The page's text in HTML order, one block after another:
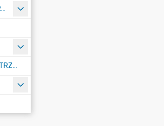
OCHRONA DANYCH OSOBOWYCH RODO
TARYFA DLA ZBIOROWEGO ZAOPATRZENIA W WODĘ I ZBIOROWEGO ODPROWADZANIA ŚCIEKÓW